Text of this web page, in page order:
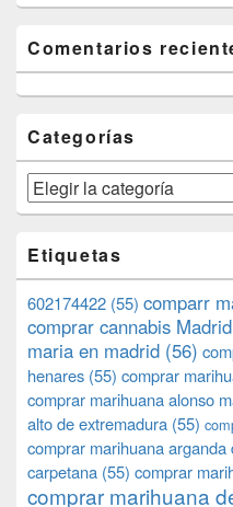
Comentarios
Categorías
Categorías
Etiquetas
602174422 (55) comparr
comprar cannabis Madrid
maria en madrid (56)
henares (55) comprar
comprar marihuana alonso
alto de extremadura (55)
comprar marihuana arganda
carpetana (55) comprar
comprar marihuana